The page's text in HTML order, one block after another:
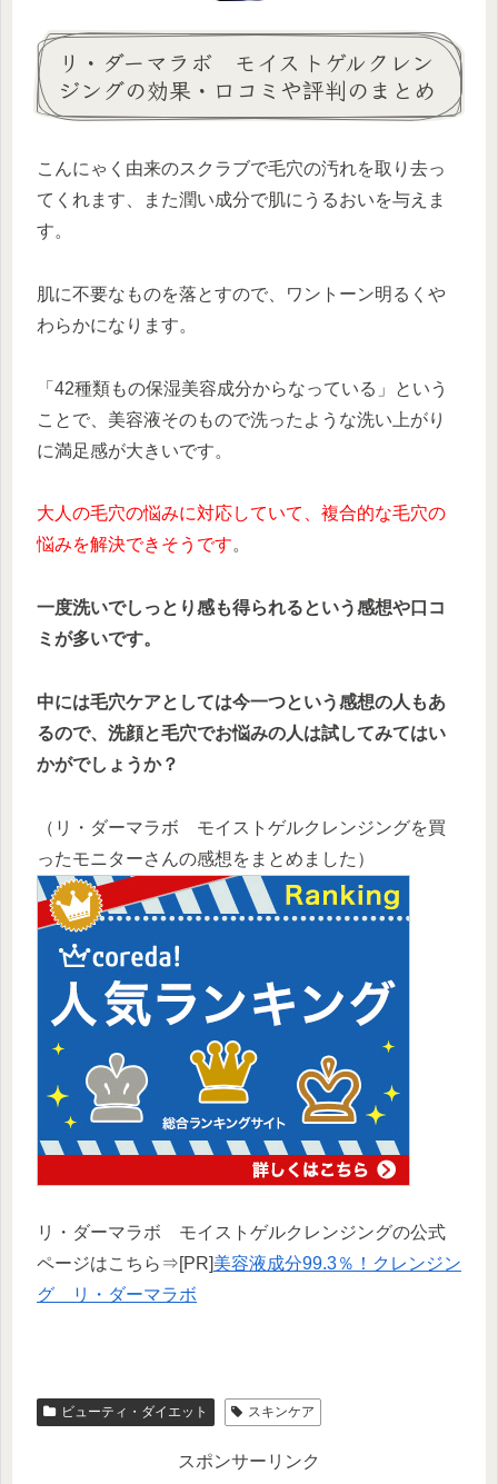
リ・ダーマラボ モイストゲルクレン
ジングの効果・口コミや評判のまとめ
こんにゃく由来のスクラブで毛穴の汚れを取り去っ
てくれます、また潤い成分で肌にうるおいを与えま
す。
肌に不要なものを落とすので、ワントーン明るくや
わらかになります。
「42種類もの保湿美容成分からなっている」という
ことで、美容液そのもので洗ったような洗い上がり
に満足感が大きいです。
大人の毛穴の悩みに対応していて、複合的な毛穴の
悩みを解決できそうです。
一度洗いでしっとり感も得られるという感想や口コ
ミが多いです。
中には毛穴ケアとしては今一つという感想の人もあ
るので、洗顔と毛穴でお悩みの人は試してみてはい
かがでしょうか？
（リ・ダーマラボ モイストゲルクレンジングを買
ったモニターさんの感想をまとめました）
リ・ダーマラボ モイストゲルクレンジングの公式
ページはこちら⇒[PR] 美容液成分99.3％！クレンジン
グ リ・ダーマラボ
ビューティ・ダイエット スキンケア
スポンサーリンク